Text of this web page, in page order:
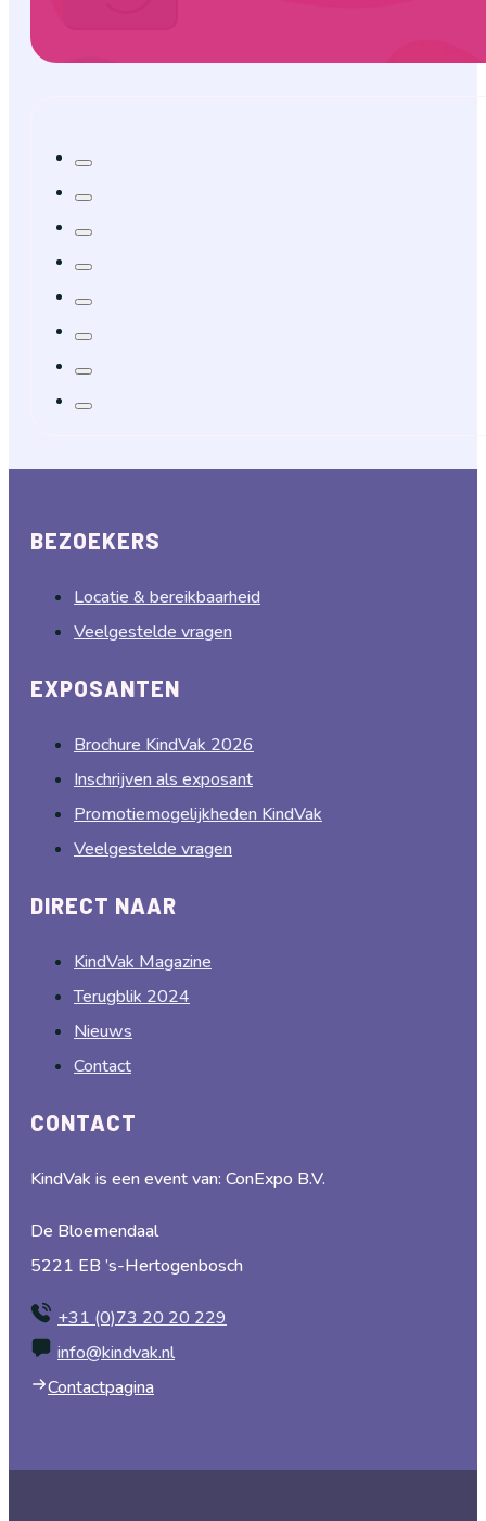
BEZOEKERS
Locatie & bereikbaarheid
Veelgestelde vragen
EXPOSANTEN
Brochure KindVak 2026
Inschrijven als exposant
Promotiemogelijkheden KindVak
Veelgestelde vragen
DIRECT NAAR
KindVak Magazine
Terugblik 2024
Nieuws
Contact
CONTACT
KindVak is een event van: ConExpo B.V.
De Bloemendaal
5221 EB ’s-Hertogenbosch
+31 (0)73 20 20 229
info@kindvak.nl
Contactpagina